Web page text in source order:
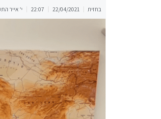
בחזית 22/04/2021
22:07 י' אייר